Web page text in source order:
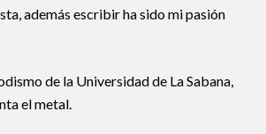
además escribir ha sido mi pasión
de la Universidad de La Sabana,
el metal.